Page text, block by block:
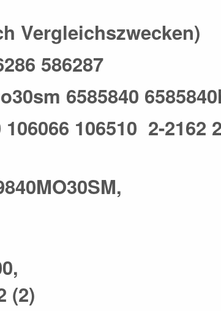
Vergleichszwecken)
586287
6585840
106510 2-2162
(2)